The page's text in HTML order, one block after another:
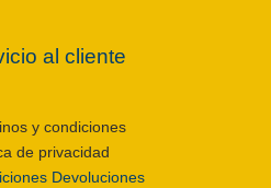
al cliente
y condiciones
de privacidad
Devoluciones